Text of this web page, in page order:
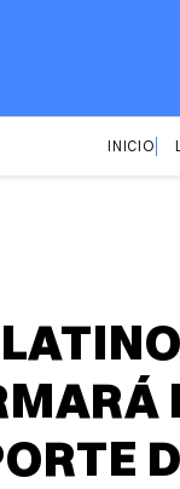
INICIO